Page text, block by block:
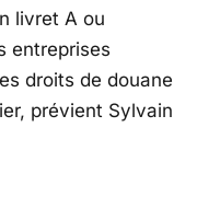
livret A ou
entreprises
droits de douane
prévient Sylvain